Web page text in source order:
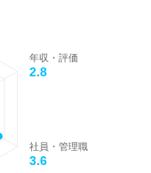
年収・評価
2.8
社員・管理職
3.6